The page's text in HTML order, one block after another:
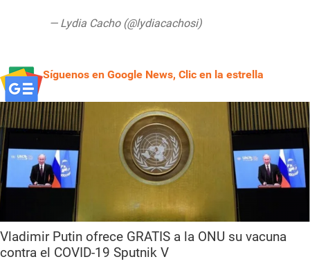
— Lydia Cacho (@lydiacachosi)
Síguenos en Google News, Clic en la estrella
Vladimir Putin ofrece GRATIS a la ONU su vacuna
contra el COVID-19 Sputnik V